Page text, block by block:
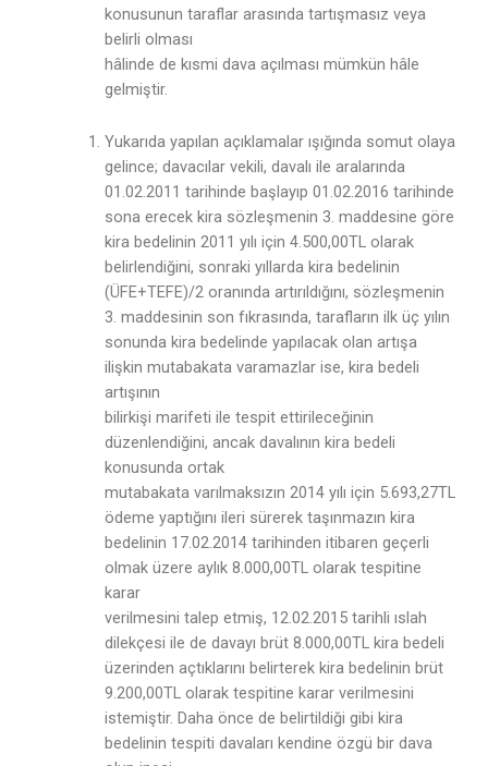
konusunun taraflar arasında tartışmasız veya
belirli olması
hâlinde de kısmi dava açılması mümkün hâle
gelmiştir.
Yukarıda yapılan açıklamalar ışığında somut olaya
gelince; davacılar vekili, davalı ile aralarında
01.02.2011 tarihinde başlayıp 01.02.2016 tarihinde
sona erecek kira sözleşmenin 3. maddesine göre
kira bedelinin 2011 yılı için 4.500,00TL olarak
belirlendiğini, sonraki yıllarda kira bedelinin
(ÜFE+TEFE)/2 oranında artırıldığını, sözleşmenin
3. maddesinin son fıkrasında, tarafların ilk üç yılın
sonunda kira bedelinde yapılacak olan artışa
ilişkin mutabakata varamazlar ise, kira bedeli
artışının
bilirkişi marifeti ile tespit ettirileceğinin
düzenlendiğini, ancak davalının kira bedeli
konusunda ortak
mutabakata varılmaksızın 2014 yılı için 5.693,27TL
ödeme yaptığını ileri sürerek taşınmazın kira
bedelinin 17.02.2014 tarihinden itibaren geçerli
olmak üzere aylık 8.000,00TL olarak tespitine
karar
verilmesini talep etmiş, 12.02.2015 tarihli ıslah
dilekçesi ile de davayı brüt 8.000,00TL kira bedeli
üzerinden açtıklarını belirterek kira bedelinin brüt
9.200,00TL olarak tespitine karar verilmesini
istemiştir. Daha önce de belirtildiği gibi kira
bedelinin tespiti davaları kendine özgü bir dava